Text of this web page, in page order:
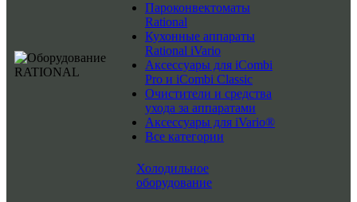
Пароконвектоматы
Rational
Кухонные аппараты
Rational iVario
Аксессуары для iCombi
Pro и iCombi Classic
Очистители и средства
ухода за аппаратами
Аксессуары для iVario®
Все категории
Холодильное
оборудование